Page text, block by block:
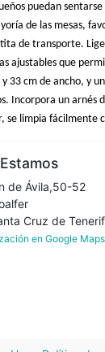
puedan
de las mesas,
de transporte.
ajustables que
33 cm de ancho, y
Incorpora un arnés
se limpia
de Ávila,50-52
Cruz de
en Google Maps